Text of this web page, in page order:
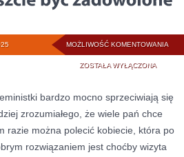
MOŻLIWOŚĆ KOMENTOWANIA
ZOSTAŁA WYŁĄCZONA
bardzo mocno sprzeciwiają się
zrozumiałego, że wiele pań chce
razie można polecić kobiecie, która po
rozwiązaniem jest choćby wizyta